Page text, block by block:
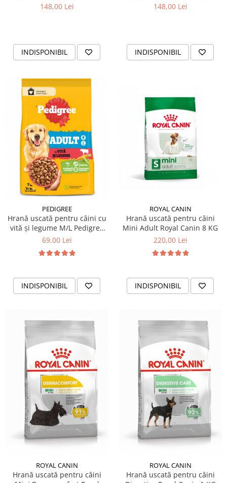
148,00 Lei
INDISPONIBIL
148,00 Lei
INDISPONIBIL
PEDIGREE
Hrană uscată pentru câini cu
vită și legume M/L Pedigree
Adult 7 KG
69,00 Lei
INDISPONIBIL
ROYAL CANIN
Hrană uscată pentru câini
Mini Adult Royal Canin 8 KG
220,00 Lei
INDISPONIBIL
ROYAL CANIN
Hrană uscată pentru câini
ROYAL CANIN
Hrană uscată pentru câini